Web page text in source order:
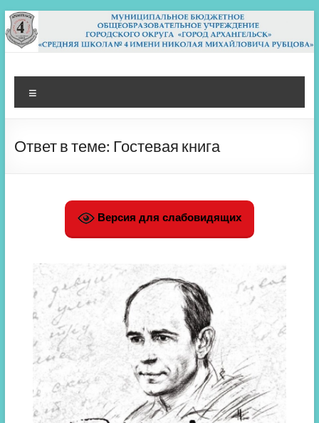
Перейти
к
содержимому
МБОУ СШ 4
Архангельск
Ответ в теме: Гостевая книга
Версия для слабовидящих